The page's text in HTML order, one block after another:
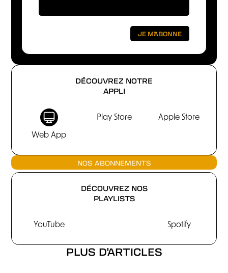
DÉCOUVREZ NOTRE
APPLI
Web App
Play Store Apple Store
NOS ABONNEMENTS
DÉCOUVREZ NOS
PLAYLISTS
YouTube Spotify
PLUS D'ARTICLES